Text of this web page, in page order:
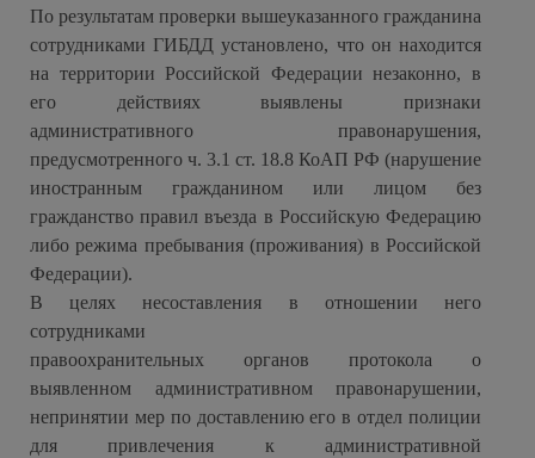
По результатам проверки вышеуказанного гражданина
сотрудниками ГИБДД установлено, что он находится
на территории Российской Федерации незаконно, в
его действиях выявлены признаки
административного правонарушения,
предусмотренного ч. 3.1 ст. 18.8 КоАП РФ (нарушение
иностранным гражданином или лицом без
гражданство правил въезда в Российскую Федерацию
либо режима пребывания (проживания) в Российской
Федерации).
В целях несоставления в отношении него
сотрудниками
правоохранительных органов протокола о
выявленном административном правонарушении,
непринятии мер по доставлению его в отдел полиции
для привлечения к административной